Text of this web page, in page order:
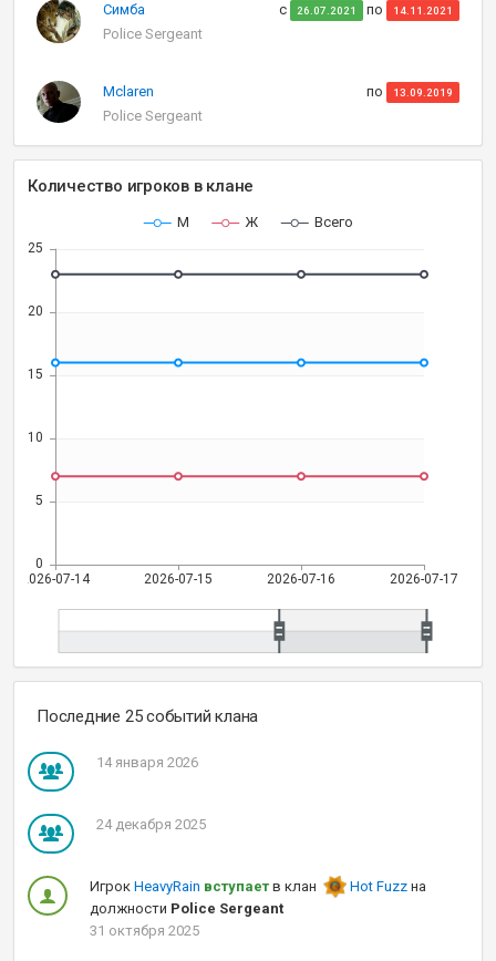
Симба
Police Sergeant
с 26.07.2021 по 14.11.2021
Mclaren
Police Sergeant
по 13.09.2019
Количество игроков в клане
Последние 25 событий клана
14 января 2026
24 декабря 2025
Игрок HeavyRain вступает в клан Hot Fuzz на
должности Police Sergeant
31 октября 2025